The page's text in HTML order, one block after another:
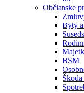
Občianske
Byty a
BSM